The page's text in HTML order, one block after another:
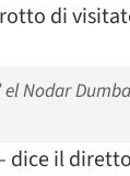
di
Nodar
dice il